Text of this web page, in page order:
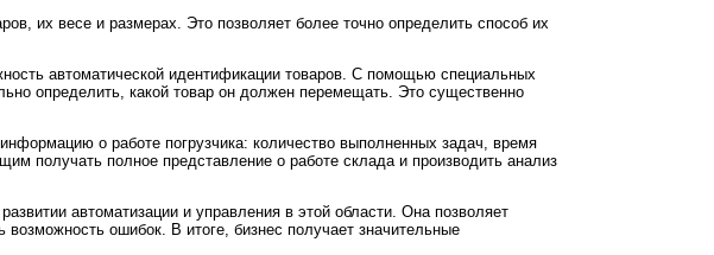
их весе и размерах. Это позволяет более точно определить способ их
автоматической идентификации товаров. С помощью специальных
определить, какой товар он должен перемещать. Это существенно
о работе погрузчика: количество выполненных задач, время
получать полное представление о работе склада и производить анализ
автоматизации и управления в этой области. Она позволяет
ошибок. В итоге, бизнес получает значительные